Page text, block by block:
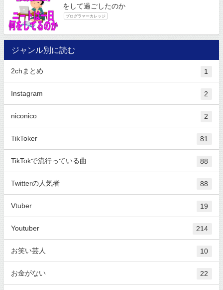
をして過ごしたのか
プログラマーカレッジ
ジャンル別に読む
2chまとめ 1
Instagram 2
niconico 2
TikToker 81
TikTokで流行っている曲 88
Twitterの人気者 88
Vtuber 19
Youtuber 214
お笑い芸人 10
お金がない 22